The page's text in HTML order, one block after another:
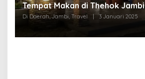
Tempat Makan di Thehok Jambi
Di Daerah, Jambi, Travel 3 Januari 2025